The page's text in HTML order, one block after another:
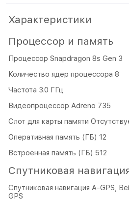
Характеристики
Процессор и память
Процессор Snapdragon 8s Gen 3
Количество ядер процессора 8
Частота 3.0 ГГц
Видеопроцессор Adreno 735
Слот для карты памяти
Оперативная память (ГБ) 12
Встроенная память (ГБ) 512
Спутниковая
Спутниковая навигация A-GPS,
GPS